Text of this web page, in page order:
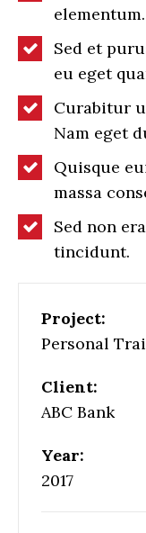
elementum.
Sed et
eu eget
Curabitur
Nam eget
Quisque
massa
Sed non
tincidunt.
Project:
Personal
Client:
ABC Bank
Year:
2017